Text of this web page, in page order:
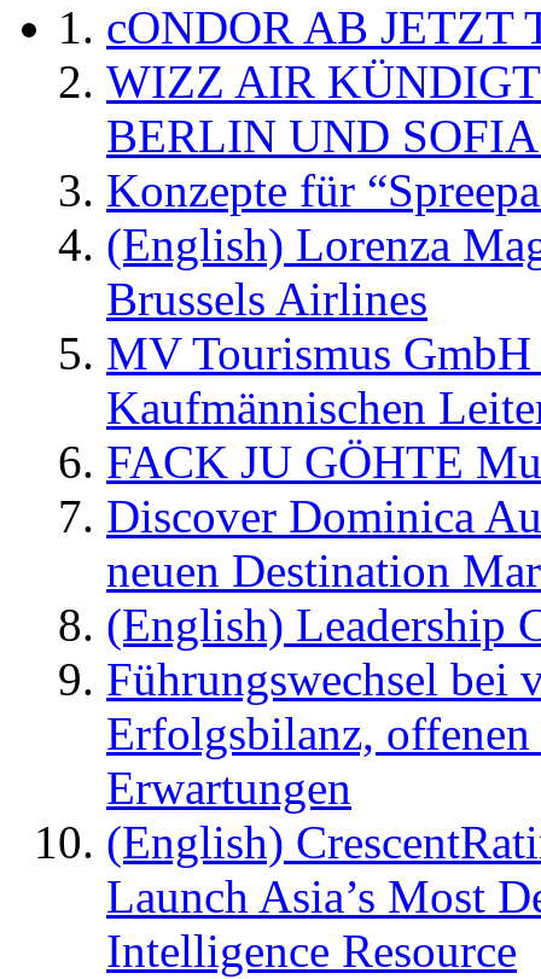
cONDOR AB
WIZZ AIR
BERLIN UND
Konzepte für
(English) Lorenza
Brussels Airlines
MV Tourismus
Kaufmännischen
FACK JU GÖHTE
Discover Dominica
neuen Destination
(English) Leadership
Führungswechsel bei
Erfolgsbilanz,
Erwartungen
(English)
Launch Asia’s Most
Intelligence Resource